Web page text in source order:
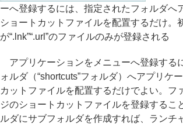
ーへ登録するには、指定されたフォルダへ
ショートカットファイルを配置するだけ。
が“.lnk”“.url”のファイルのみが登録される
アプリケーションをメニューへ登録する
ォルダ（“shortcuts”フォルダ）へアプリケ
カットファイルを配置するだけでよい。フ
ジのショートカットファイルを登録するこ
ルダにサブフォルダを作成すれば、ランチ